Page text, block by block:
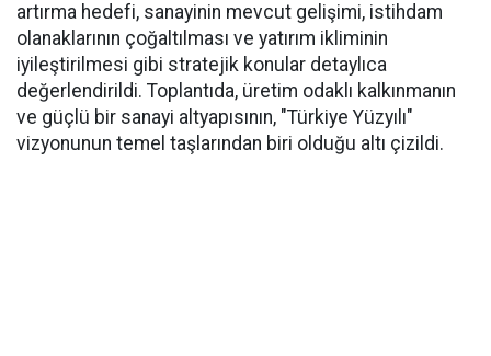
artırma hedefi, sanayinin mevcut gelişimi, istihdam
olanaklarının çoğaltılması ve yatırım ikliminin
iyileştirilmesi gibi stratejik konular detaylıca
değerlendirildi. Toplantıda, üretim odaklı kalkınmanın
ve güçlü bir sanayi altyapısının, "Türkiye Yüzyılı"
vizyonunun temel taşlarından biri olduğu altı çizildi.